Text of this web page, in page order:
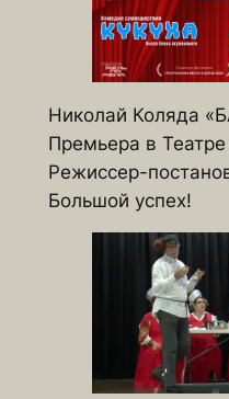
Николай Коляда
Премьера в
Режиссер-
Большой успех!